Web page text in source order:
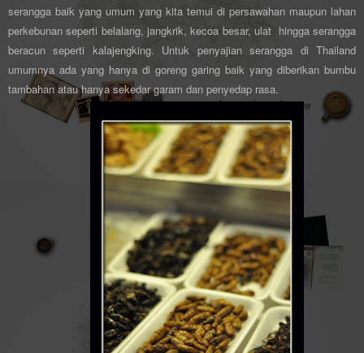
serangga baik yang umum yang kita temui di persawahan maupun lahan
perkebunan seperti belalang, jangkrik, kecoa besar, ulat hingga serangga
beracun seperti kalajengking. Untuk penyajian serangga di Thailand
umumnya ada yang hanya di goreng garing baik yang diberikan bumbu
tambahan atau hanya sekedar garam dan penyedap rasa.